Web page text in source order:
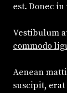
est. Donec
Vestibulum
commodo
Aenean
suscipit,